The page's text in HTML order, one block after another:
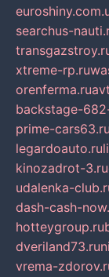
searchus-
xtreme-rp.ru
orenferma.ru
backstage-
prime-cars63.ru
legardoauto.ru
kinozadrot-3.ru
udalenka-
dash-cash-
hotteygroup.ru
dveriland73.ru
vrema-